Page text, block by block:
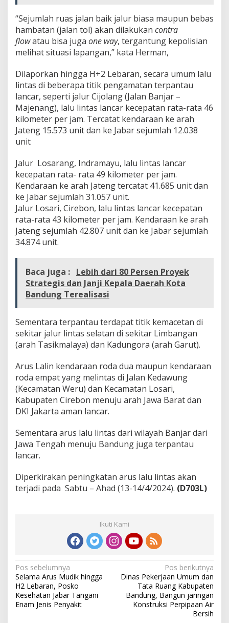
“Sejumlah ruas jalan baik jalur biasa maupun bebas
hambatan (jalan tol) akan dilakukan contra
flowatau bisa juga one way, tergantung kepolisian
melihat situasi lapangan,” kata Herman,
Dilaporkan hingga H+2 Lebaran, secara umum lalu
lintas di beberapa titik pengamatan terpantau
lancar, seperti jalur Cijolang (Jalan Banjar –
Majenang), lalu lintas lancar kecepatan rata-rata 46
kilometer per jam. Tercatat kendaraan ke arah
Jateng 15.573 unit dan ke Jabar sejumlah 12.038
unit
Jalur Losarang, Indramayu, lalu lintas lancar
kecepatan rata- rata 49 kilometer per jam.
Kendaraan ke arah Jateng tercatat 41.685 unit dan
ke Jabar sejumlah 31.057 unit.
Jalur Losari, Cirebon, lalu lintas lancar kecepatan
rata-rata 43 kilometer per jam. Kendaraan ke arah
Jateng sejumlah 42.807 unit dan ke Jabar sejumlah
34.874 unit.
Baca juga : Lebih dari 80 Persen Proyek
Strategis dan Janji Kepala Daerah Kota
Bandung Terealisasi
Sementara terpantau terdapat titik kemacetan di
sekitar jalur lintas selatan di sekitar Limbangan
(arah Tasikmalaya) dan Kadungora (arah Garut).
Arus Lalin kendaraan roda dua maupun kendaraan
roda empat yang melintas di Jalan Kedawung
(Kecamatan Weru) dan Kecamatan Losari,
Kabupaten Cirebon menuju arah Jawa Barat dan
DKI Jakarta aman lancar.
Sementara arus lalu lintas dari wilayah Banjar dari
Jawa Tengah menuju Bandung juga terpantau
lancar.
Diperkirakan peningkatan arus lalu lintas akan
terjadi pada Sabtu – Ahad (13-14/4/2024). (D703L)
Ikuti Kami
N
a
v
i
Pos sebelumnya
Selama Arus Mudik hingga
H2 Lebaran, Posko
Kesehatan Jabar Tangani
Enam Jenis Penyakit
Pos berikutnya
Dinas Pekerjaan Umum dan
Tata Ruang Kabupaten
Bandung, Bangun jaringan
Konstruksi Perpipaan Air
Bersih